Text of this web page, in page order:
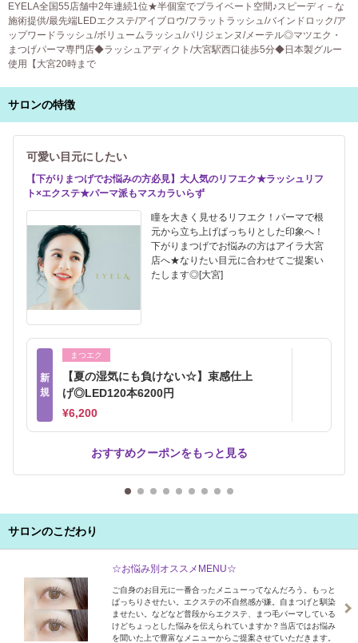
EYELA全国55店舗中2年連続1位★半個室でプライベート空間♪スピーディ－な
施術提供/最先端LEDエクステ/アイブロウ/フラットラッシュ/バインドロック/ア
ップワードラッシュ/ボリュームラッシュ/パリジェンヌ/メーテル◎マツエク・
まつげパーマ専門店◆ラッシュアディクト/大宮駅西口徒歩5分◆日本製グルー
使用【大宮20時まで
サロンの特徴
可愛い目元にしたい
【下がりまつげでお悩みの方必見】大人気のリフエク★ラッシュリフ
ト×エクステ★パーマ派もマスカラいらず
瞳を大きく見せるリフエク！パーマで根
元から立ち上げぱっちりとした印象へ！
下がりまつげでお悩みの方はアイラ大宮
店へ★なりたい目元に合わせてご提案い
たします◎[大宮]
新
規
まつエク
【夏の湿気にも負けない☆】束感仕上
げ◎LED120本6200円
¥6,200
おすすめクーポンをもっと見る
サロンのこだわり
☆お悩み別オススメMENU☆
ご自身のお目元に一番合ったメニューってなんだろう。もっと
ぱっちりさせたい。エクステの不自然感が嫌。自まつげと馴染
ませたい。などなど普段からエクステ、まつ毛パーマしている
けどちょっとした悩みを伝えられていますか？当店ではお悩み
を聞いた上で豊富なメニューからご提案させていただきます。